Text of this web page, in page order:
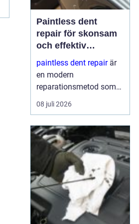
Paintless dent
repair för skonsam
och effektiv
reparation av
bucklor
paintless dent repairär
en modern
reparationsmetod som
används för att ta bort
bucklor i bilplåt utan att
har blivit mycket populär
i sverige eftersom den
kombinerar
hantverksskickl...
08 juli 2026